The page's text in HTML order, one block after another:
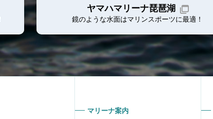
ヤマハマリーナ琵琶湖
鏡のような水面はマリンスポーツに最適！
マリーナ案内